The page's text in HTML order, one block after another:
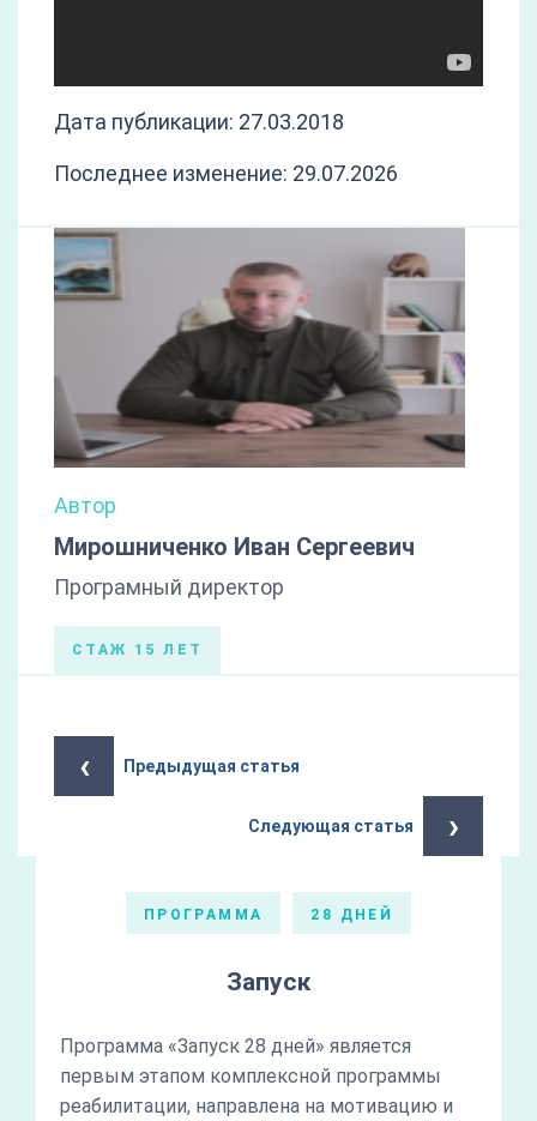
Дата публикации: 27.03.2018
Последнее изменение: 29.07.2026
Автор
Мирошниченко Иван Сергеевич
Програмный директор
СТАЖ 15 ЛЕТ
‹ Предыдущая статья
Следующая статья ›
ПРОГРАММА 28 ДНЕЙ
Запуск
Программа «Запуск 28 дней» является
первым этапом комплексной программы
реабилитации, направлена на мотивацию и